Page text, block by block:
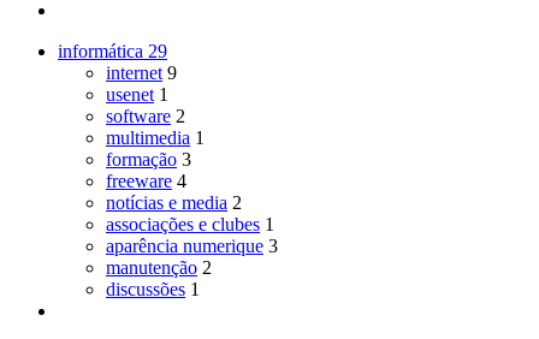
informática 29
internet 9
usenet 1
software 2
multimedia 1
formação 3
freeware 4
notícias e media 2
associações e clubes 1
aparência numerique 3
manutenção 2
discussões 1